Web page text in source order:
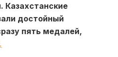
Казахстанские
достойный
пять медалей,